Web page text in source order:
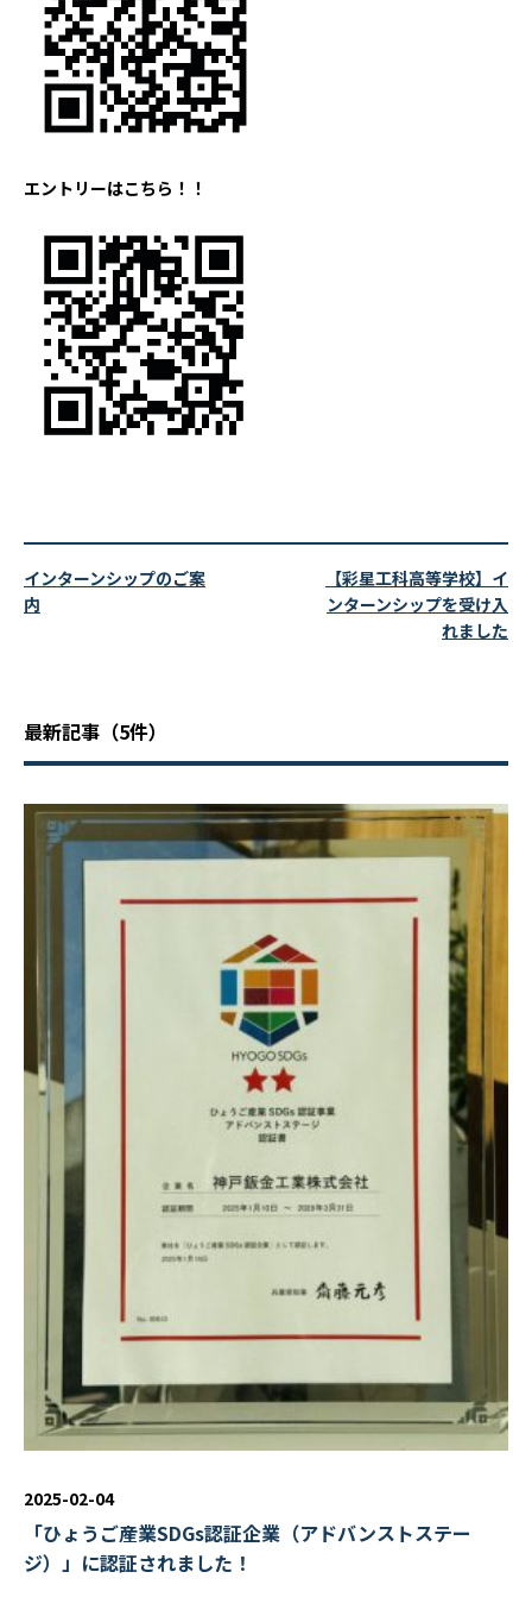
エントリーはこちら！！
インターンシップのご案
内
【彩星工科高等学校】イ
ンターンシップを受け入
れました
最新記事 （5件）
2025-02-04
「ひょうご産業SDGs認証企業（アドバンストステー
ジ）」に認証されました！